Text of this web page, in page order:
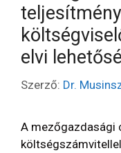
elvi
Szerző: Dr.
A mezőgazdasági